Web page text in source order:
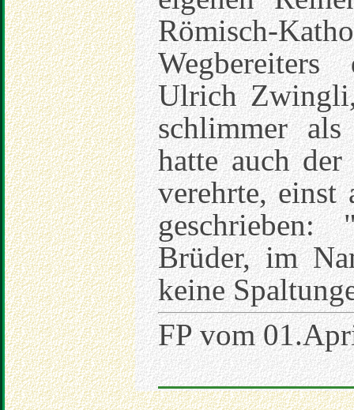
Römisch-
Ulrich
schlimmer
hatte auch
verehrte,
Brüder, im
keine
FP vom